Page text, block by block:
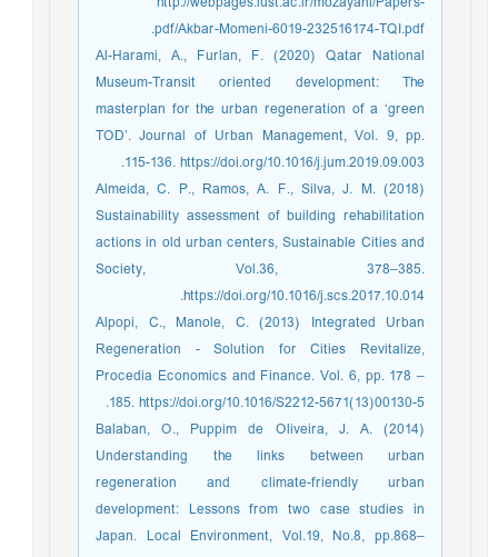
pdf/Akbar-Momeni-6019-232516174-TQI.pdf.
Al-Harami, A., Furlan, F. (2020) Qatar National
Museum-Transit oriented development: The
masterplan for the urban regeneration of a ‘green
TOD’. Journal of Urban Management, Vol. 9, pp.
115-136. https://doi.org/10.1016/j.jum.2019.09.003.
Almeida, C. P., Ramos, A. F., Silva, J. M. (2018)
Sustainability assessment of building rehabilitation
actions in old urban centers, Sustainable Cities and
Society, Vol.36, 378–385.
https://doi.org/10.1016/j.scs.2017.10.014.
Alpopi, C., Manole, C. (2013) Integrated Urban
Regeneration - Solution for Cities Revitalize,
Procedia Economics and Finance. Vol. 6, pp. 178 –
185. https://doi.org/10.1016/S2212-5671(13)00130-5.
Balaban, O., Puppim de Oliveira, J. A. (2014)
Understanding the links between urban
regeneration and climate-friendly urban
development: Lessons from two case studies in
Japan. Local Environment, Vol.19, No.8, pp.868–